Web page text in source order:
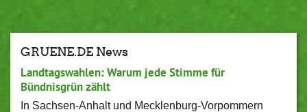
GRUENE.DE News
Landtagswahlen: Warum jede Stimme für
Bündnisgrün zählt
In Sachsen-Anhalt und Mecklenburg-Vorpommern